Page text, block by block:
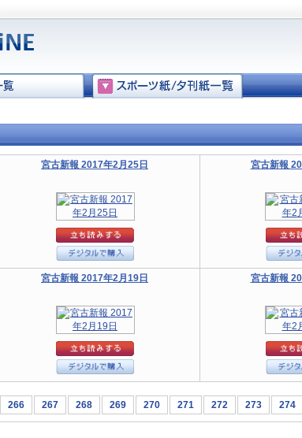
宮古新報 2017年2月25日 宮古新報
宮古新報 2017年2月19日 宮古新報
266 267 268 269 270 271 272 273 274